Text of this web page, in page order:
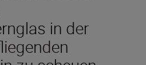
in der